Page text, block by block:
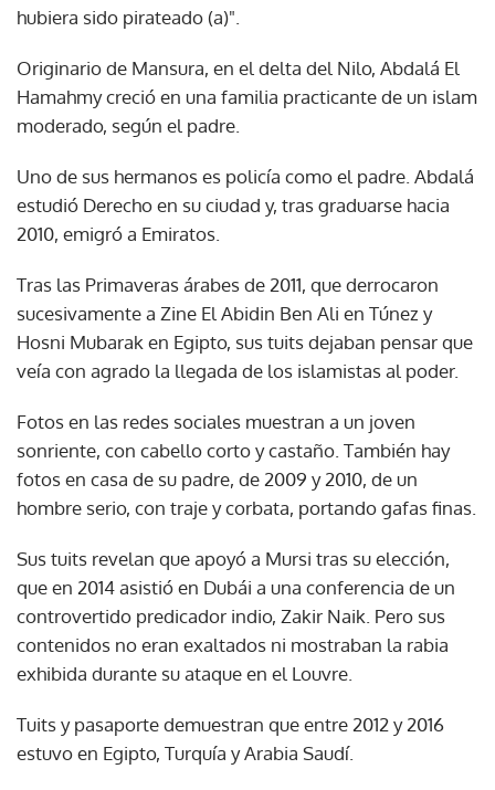
hubiera sido pirateado (a)".
Originario de Mansura, en el delta del Nilo, Abdalá El
Hamahmy creció en una familia practicante de un islam
moderado, según el padre.
Uno de sus hermanos es policía como el padre. Abdalá
estudió Derecho en su ciudad y, tras graduarse hacia
2010, emigró a Emiratos.
Tras las Primaveras árabes de 2011, que derrocaron
sucesivamente a Zine El Abidin Ben Ali en Túnez y
Hosni Mubarak en Egipto, sus tuits dejaban pensar que
veía con agrado la llegada de los islamistas al poder.
Fotos en las redes sociales muestran a un joven
sonriente, con cabello corto y castaño. También hay
fotos en casa de su padre, de 2009 y 2010, de un
hombre serio, con traje y corbata, portando gafas finas.
Sus tuits revelan que apoyó a Mursi tras su elección,
que en 2014 asistió en Dubái a una conferencia de un
controvertido predicador indio, Zakir Naik. Pero sus
contenidos no eran exaltados ni mostraban la rabia
exhibida durante su ataque en el Louvre.
Tuits y pasaporte demuestran que entre 2012 y 2016
estuvo en Egipto, Turquía y Arabia Saudí.